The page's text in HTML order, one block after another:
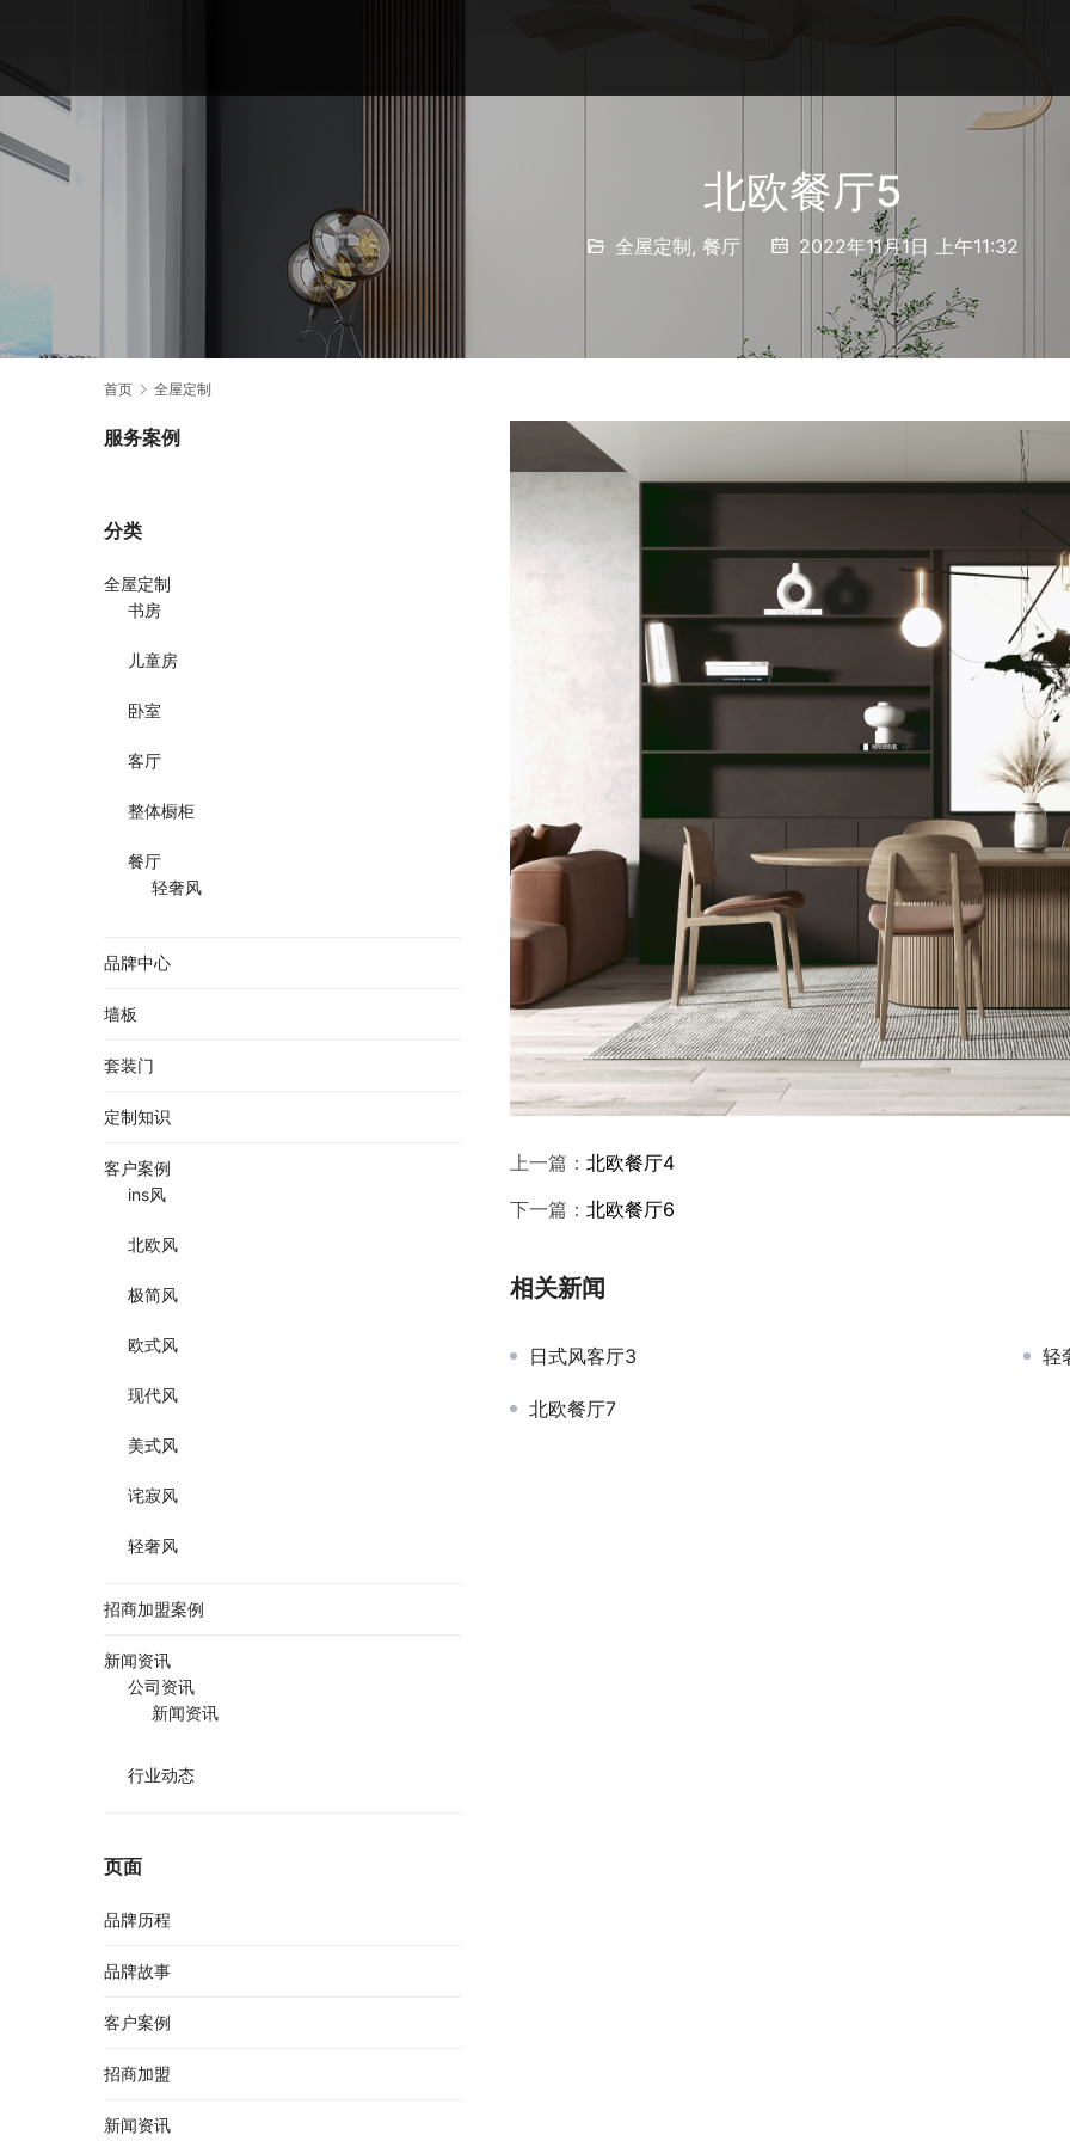
北欧餐厅5
全屋定制, 餐厅 2022年11月1日 上午11:32
首页 全屋定制
上一篇： 北欧餐厅4
下一篇： 北欧餐厅6
相关新闻
日式风客厅3 轻
北欧餐厅7
服务案例
分类
全屋定制
书房
儿童房
卧室
客厅
整体橱柜
餐厅
轻奢风
品牌中心
墙板
套装门
定制知识
客户案例
ins风
北欧风
极简风
欧式风
现代风
美式风
诧寂风
轻奢风
招商加盟案例
新闻资讯
公司资讯
新闻资讯
行业动态
页面
品牌历程
品牌故事
客户案例
招商加盟
新闻资讯